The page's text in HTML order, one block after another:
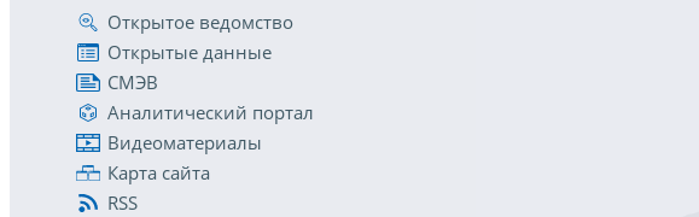
Открытое ведомство
Открытые данные
СМЭВ
Аналитический портал
Видеоматериалы
Карта сайта
RSS